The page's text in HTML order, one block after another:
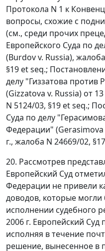
Протокола N 1 к
вопросы, схожие с
(см., среди прочих
Европейского Суда по
(Burdov v. Russia),
§19 et seq.;
делу "Гиззатова против
(Gizzatova v. Russia) от
N 5124/03, §19 et seq.;
Суда по делу
Федерации" (Gerasimova
г., жалоба N 24669/02,
20. Рассмотрев
Европейский Суд
Федерации не привели
доводов, которые
исполнении судебного
2006 г. Европейский
исполняя в течение
решение, вынесенное в